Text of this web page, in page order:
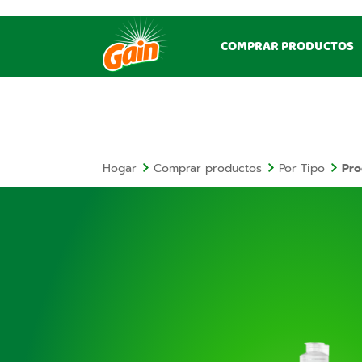
COMPRAR PRODUCTOS
Hogar Comprar productos Por Tipo